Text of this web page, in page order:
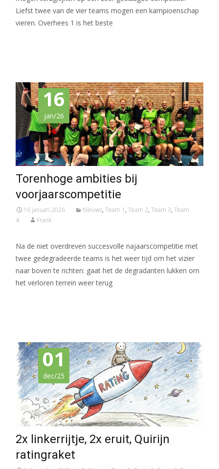
Liefst twee van de vier teams mogen een kampioenschap
vieren. Overhees 1 is het beste
16
jan/26
Torenhoge ambities bij
voorjaarscompetitie
16 januari 2026 Nieuws, Team 1 , Team 2, Team 3, Team
4
Frank
Na de niet overdreven succesvolle najaarscompetitie met
twee gedegradeerde teams is het weer tijd om het vizier
naar boven te richten: gaat het de degradanten lukken om
het verloren terrein weer terug
01
dec/25
2x linkerrijtje, 2x eruit, Quirijn
ratingraket